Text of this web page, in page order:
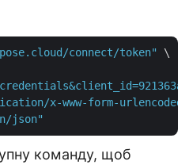
connect/token"
\
x-www-form-urlencoded"
json"
команду, щоб